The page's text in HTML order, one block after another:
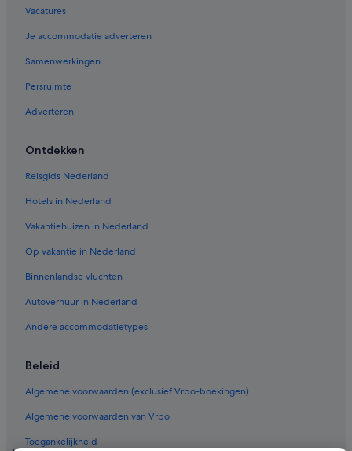
Vacatures
Je accommodatie adverteren
Samenwerkingen
Persruimte
Adverteren
Ontdekken
Reisgids Nederland
Hotels in Nederland
Vakantiehuizen in Nederland
Op vakantie in Nederland
Binnenlandse vluchten
Autoverhuur in Nederland
Andere accommodatietypes
Beleid
Algemene voorwaarden (exclusief Vrbo-boekingen)
Algemene voorwaarden van Vrbo
Toegankelijkheid